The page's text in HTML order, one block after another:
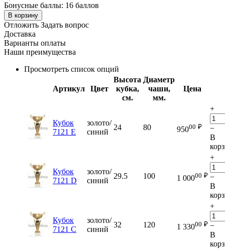
Бонусные баллы: 16 баллов
В корзину
Отложить Задать вопрос
Доставка
Варианты оплаты
Наши преимущества
Просмотреть список опций
Артикул Цвет
Высота
кубка,
см.
Диаметр
чаши,
мм.
Цена
Кубок
7121 E
золото/
синий
24 80 95000 ₽
+
−
В
Кубок
7121 D
золото/
синий
29.5 100 1 00000 ₽
+
−
В
Кубок
7121 C
золото/
синий
32 120 1 33000 ₽
+
−
В